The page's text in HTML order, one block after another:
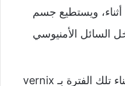
ويستطيع جسم
السائل الأمنيوسي
جلد الطفل سيتم تغطيته أثناء تلك الفترة بـ vernix